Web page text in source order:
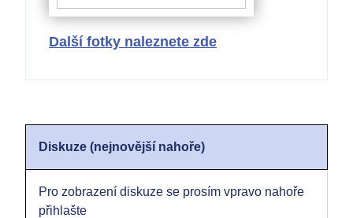
Další fotky naleznete zde
Diskuze (nejnovější nahoře)
Pro zobrazení diskuze se prosím vpravo nahoře
přihlašte